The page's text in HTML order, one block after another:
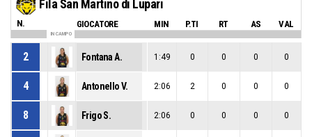
Fila San Martino di Lupari
N. GIOCATORE MIN P.TI RT AS VAL
IN CAMPO
2 Fontana A. 1:49 0 0 0 0
4 Antonello V. 2:06 2 0 0 0
8 Frigo S. 2:06 0 0 0 0